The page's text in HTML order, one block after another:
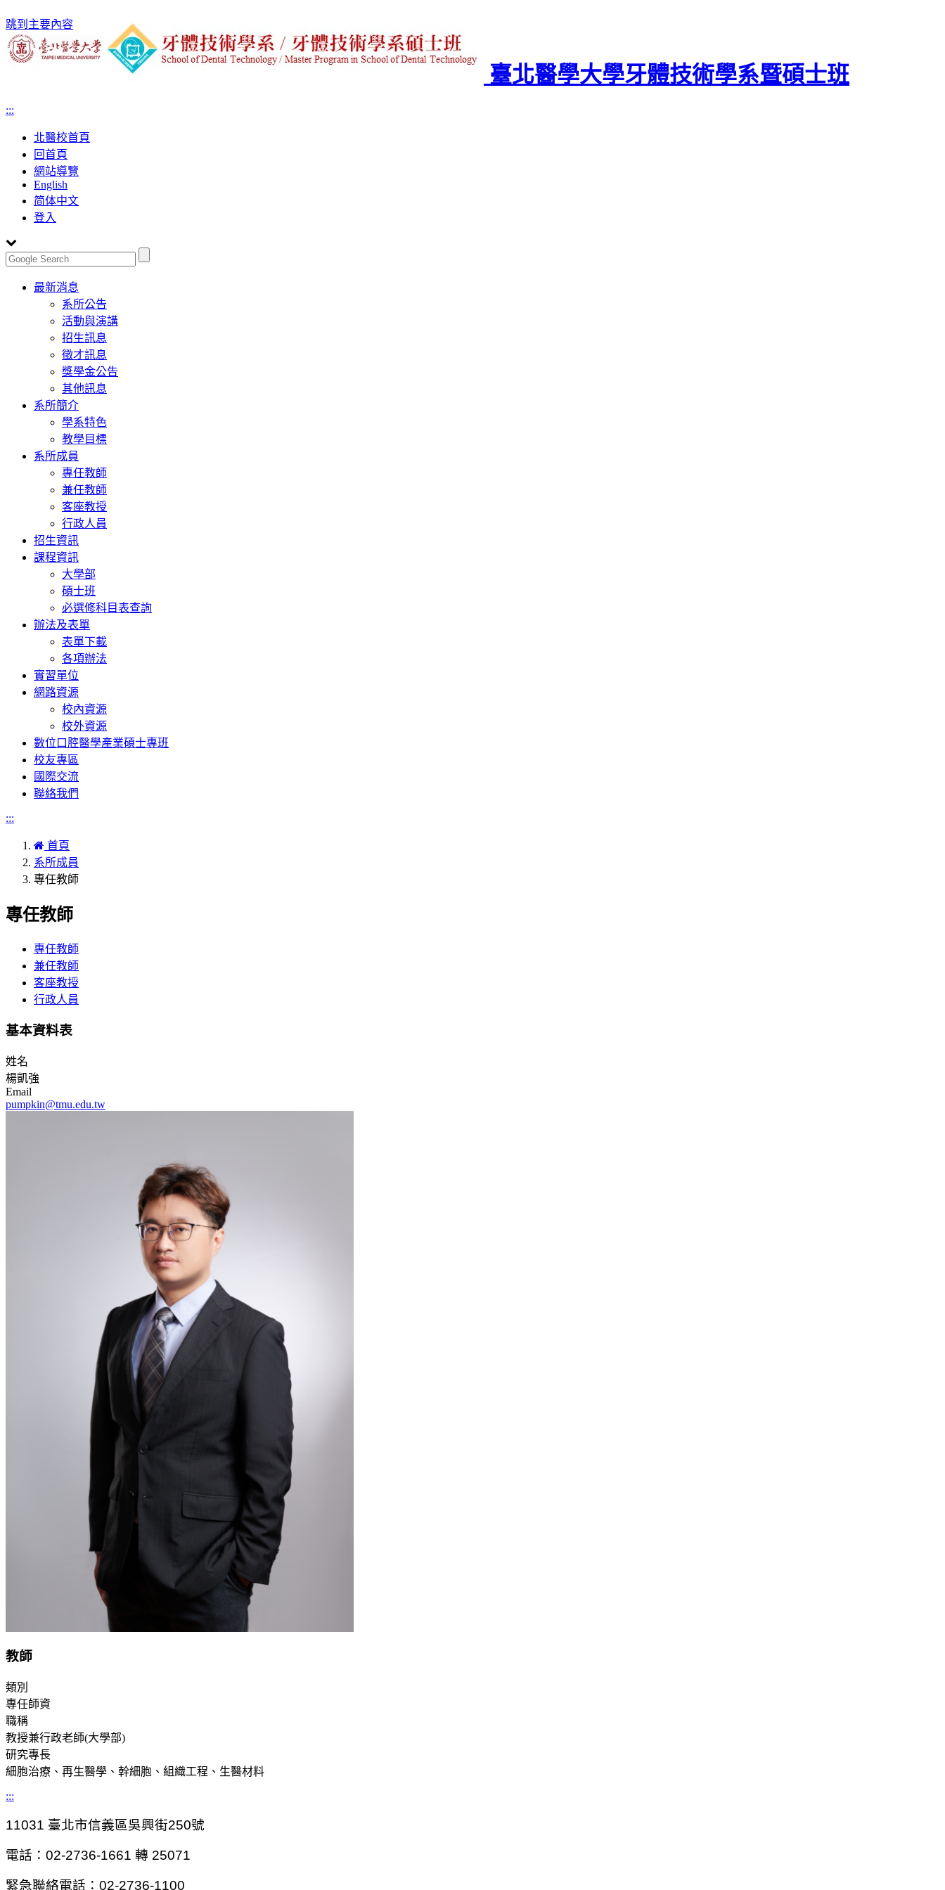
跳到主要內容
臺北醫學大學牙體技術學系暨碩士班
:::
北醫校首頁
回首頁
網站導覽
English
简体中文
登入
Toggle
navigation
最新消息
系所公告
活動與演講
招生訊息
徵才訊息
獎學金公告
其他訊息
系所簡介
學系特色
教學目標
系所成員
專任教師
兼任教師
客座教授
行政人員
招生資訊
課程資訊
大學部
碩士班
必選修科目表查詢
辦法及表單
表單下載
各項辦法
實習單位
網路資源
校內資源
校外資源
數位口腔醫學產業碩士專班
校友專區
國際交流
聯絡我們
:::
首頁
系所成員
專任教師
專任教師
專任教師
兼任教師
客座教授
行政人員
基本資料表
姓名
楊凱強
Email
pumpkin@tmu.edu.tw
教師
類別
專任師資
職稱
教授兼行政老師(大學部)
研究專長
細胞治療、再生醫學、幹細胞、組織工程、生醫材料
:::
11031 臺北市信義區吳興街250號
電話：02-2736-1661 轉 25071
緊急聯絡電話：02-2736-1100